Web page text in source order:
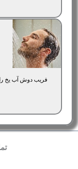
فریب دوش آب یخ را